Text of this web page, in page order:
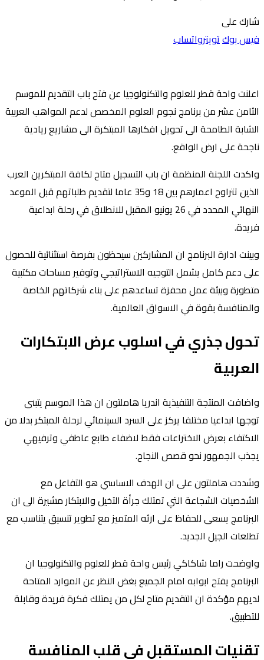
شارك على
فيس بوكتويترواتساب
اعلنت واحة قطر للعلوم والتكنولوجيا عن فتح باب التقديم للموسم
الثامن عشر من برنامج نجوم العلوم المخصص لدعم المواهب العربية
الشابة الطامحة الى تحويل افكارها المبتكرة الى مشاريع ريادية
ناجحة على ارض الواقع.
واكدت اللجنة المنظمة ان باب التسجيل متاح لكافة المبتكرين العرب
الذين تتراوح اعمارهم بين 18 و35 عاما لتقديم طلباتهم قبل الموعد
النهائي المحدد في 26 يونيو المقبل للانطلاق في رحلة ابداعية
فريدة.
وبينت ادارة البرنامج ان المشاركين سيحظون بفرصة استثنائية للحصول
على دعم كامل يشمل التوجيه الاستراتيجي وتوفير مساحات مكتبية
متطورة وبيئة عمل محفزة تساعدهم على بناء شركاتهم الخاصة
والمنافسة بقوة في الاسواق العالمية.
تحول جذري في اسلوب عرض الابتكارات
العربية
واضافت المنتجة التنفيذية اندريا هاملتون ان هذا الموسم يتبنى
توجها ابداعيا مختلفا يركز على السرد السينمائي لرحلة المبتكر بدلا من
الاكتفاء بعرض الاختراعات فقط لاضفاء طابع عاطفي وترفيهي
يجذب الجمهور نحو قصص النجاح.
وشددت هاملتون على ان الهدف الاساسي هو التفاعل مع
الشخصيات الشجاعة التي تمتلك جرأة التخيل والابتكار مشيرة الى ان
البرنامج يسعى للحفاظ على ارثه المتميز مع تطوير تنسيق يتناسب مع
تطلعات الجيل الجديد.
واوضحت راما شاكاكي رئيس واحة قطر للعلوم والتكنولوجيا ان
البرنامج يفتح ابوابه امام الجميع بغض النظر عن الموارد المتاحة
لديهم مؤكدة ان التقديم متاح لكل من يمتلك فكرة فريدة وقابلة
للتطبيق.
تقنيات المستقبل في قلب المنافسة